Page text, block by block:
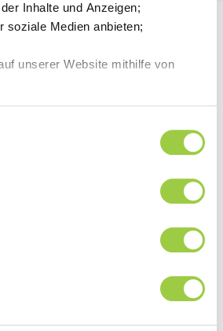
Inhalte und Anzeigen;
soziale Medien anbieten;
unserer Website mithilfe von
Ihre Auswahl auch jederzeit auf
Sie unsere
für hohe